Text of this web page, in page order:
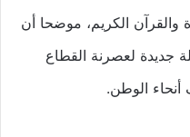
والقرآن الكريم، موضحا أن
جديدة لعصرنة القطاع
الوطن.